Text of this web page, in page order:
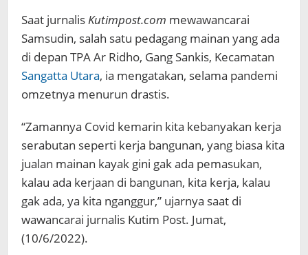
Saat jurnalisKutimpost.com mewawancarai
Samsudin, salah satu pedagang mainan yang ada
di depan TPA Ar Ridho, Gang Sankis, Kecamatan
Sangatta Utara, ia mengatakan, selama pandemi
omzetnya menurun drastis.
“Zamannya Covid kemarin kita kebanyakan kerja
serabutan seperti kerja bangunan, yang biasa kita
jualan mainan kayak gini gak ada pemasukan,
kalau ada kerjaan di bangunan, kita kerja, kalau
gak ada, ya kita nganggur,” ujarnya saat di
wawancarai jurnalis Kutim Post. Jumat,
(10/6/2022).